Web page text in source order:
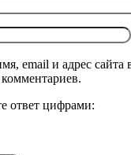
email и адрес сайта
ответ цифрами: